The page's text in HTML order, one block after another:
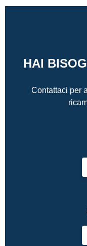
HAI
Contattaci per